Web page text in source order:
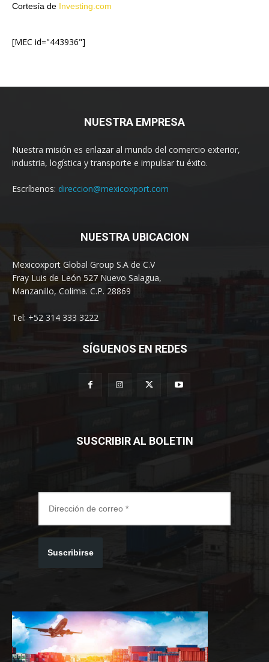
Cortesía de Investing.com
[MEC id="443936"]
NUESTRA EMPRESA
Nuestra misión es enlazar al mundo del comercio exterior,
industria, logística y transporte e impulsar tu éxito.
Escríbenos: direccion@mexicoxport.com
NUESTRA UBICACION
Mexicoxport Global Group S.A de C.V
Fray Luis de León 527 Nuevo Salagua,
Manzanillo, Colima. C.P. 28869
Tel: +52 314 333 3222
SÍGUENOS EN REDES
SUSCRIBIR AL BOLETIN
Suscribirse